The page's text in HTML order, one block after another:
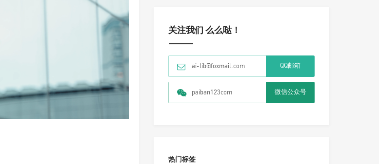
关注我们 么么哒！
ai-lib@foxmail.com QQ邮箱
paiban123com 微信公众号
热门标签